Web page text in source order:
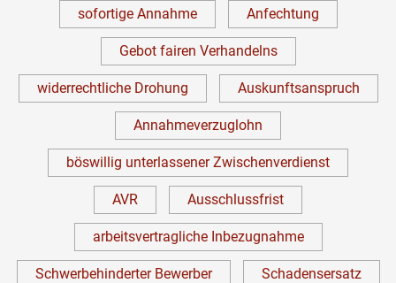
sofortige Annahme Anfechtung
Gebot fairen Verhandelns
widerrechtliche Drohung Auskunftsanspruch
Annahmeverzuglohn
böswillig unterlassener Zwischenverdienst
AVR Ausschlussfrist
arbeitsvertragliche Inbezugnahme
Schwerbehinderter Bewerber Schadensersatz